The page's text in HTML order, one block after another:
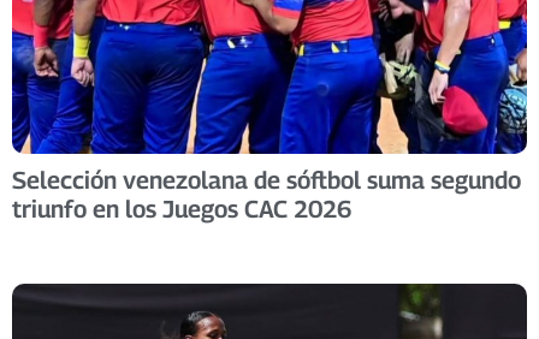
Selección venezolana de sóftbol suma segundo
triunfo en los Juegos CAC 2026